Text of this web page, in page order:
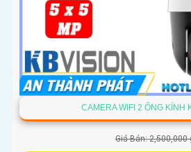
CAMERA WIFI 2 ỐNG KÍNH
Giá Bán: 2,500,000